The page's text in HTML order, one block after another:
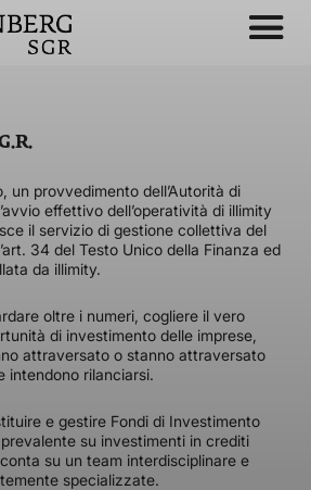
un provvedimento dell’Autorità di
effettivo dell’operatività di illimity
il servizio di gestione collettiva del
34 del Testo Unico della Finanza ed
da illimity.
oltre i numeri, cogliere il vero
di investimento delle imprese,
attraversato o stanno attraversato
intendono rilanciarsi.
e gestire Fondi di Investimento
su investimenti in crediti
su un team interdisciplinare e
specializzate.